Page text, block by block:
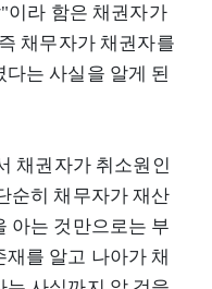
이라 함은 채권자가
채무자가 채권자를
는 사실을 알게 된
채권자가 취소원인
순히 채무자가 재산
아는 것만으로는 부
를 알고 나아가 채